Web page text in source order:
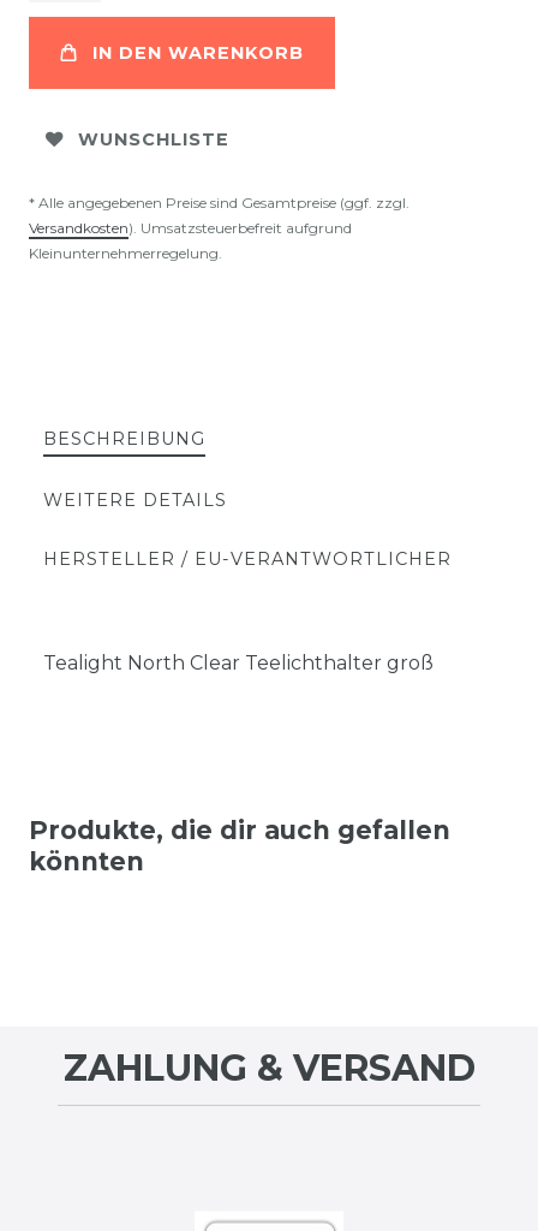
IN DEN WARENKORB
WUNSCHLISTE
* Alle angegebenen Preise sind Gesamtpreise (ggf. zzgl.
Versandkosten). Umsatzsteuerbefreit aufgrund
Kleinunternehmerregelung.
BESCHREIBUNG
WEITERE DETAILS
HERSTELLER / EU-VERANTWORTLICHER
Tealight North Clear Teelichthalter groß
Produkte, die dir auch gefallen
könnten
ZAHLUNG & VERSAND